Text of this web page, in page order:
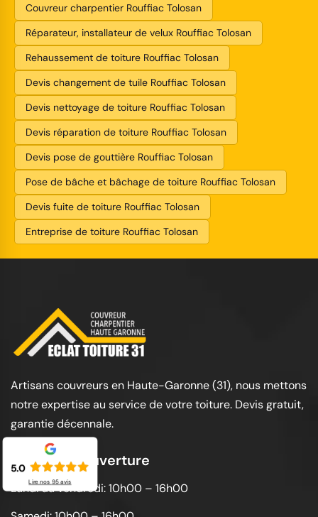
Couvreur charpentier Rouffiac Tolosan
Réparateur, installateur de velux Rouffiac Tolosan
Rehaussement de toiture Rouffiac Tolosan
Devis changement de tuile Rouffiac Tolosan
Devis nettoyage de toiture Rouffiac Tolosan
Devis réparation de toiture Rouffiac Tolosan
Devis pose de gouttière Rouffiac Tolosan
Pose de bâche et bâchage de toiture Rouffiac Tolosan
Devis fuite de toiture Rouffiac Tolosan
Entreprise de toiture Rouffiac Tolosan
Artisans couvreurs en Haute-Garonne (31), nous mettons
notre expertise au service de votre toiture. Devis gratuit,
garantie décennale.
Horaires d'ouverture
Lundi au vendredi: 10h00 – 16h00
5.0
Lire nos 95avis